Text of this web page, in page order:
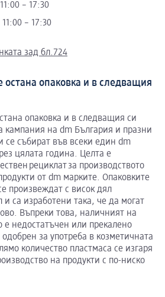
11:00 – 17:30
11:00 – 17:30
зад бл.724
опаковка и в следващия
опаковка и в следващия си
кампания на dm България и празни
се събират във всеки един dm
цялата година. Целта е
рециклат за производството
от dm марките. Опаковките
произвеждат с висок дял
са изработени така, че да могат
Въпреки това, наличният на
е недостатъчен или прекалено
за употреба в козметичната
количество пластмаса се изгаря
на продукти с по-ниско